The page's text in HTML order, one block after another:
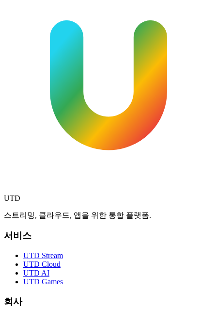
UTD
스트리밍, 클라우드, 앱을 위한 통합 플랫폼.
서비스
UTD Stream
UTD Cloud
UTD AI
UTD Games
회사